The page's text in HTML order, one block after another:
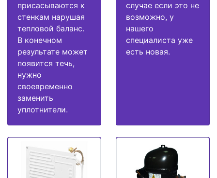
присасываются к
стенкам нарушая
тепловой баланс.
В конечном
результате может
появится течь,
нужно
своевременно
заменить
уплотнители.
случае если это не
возможно, у
нашего
специалиста уже
есть новая.